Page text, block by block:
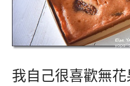
我自己很喜歡無